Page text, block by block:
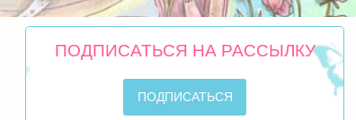
ПОДПИСАТЬСЯ НА РАССЫЛКУ